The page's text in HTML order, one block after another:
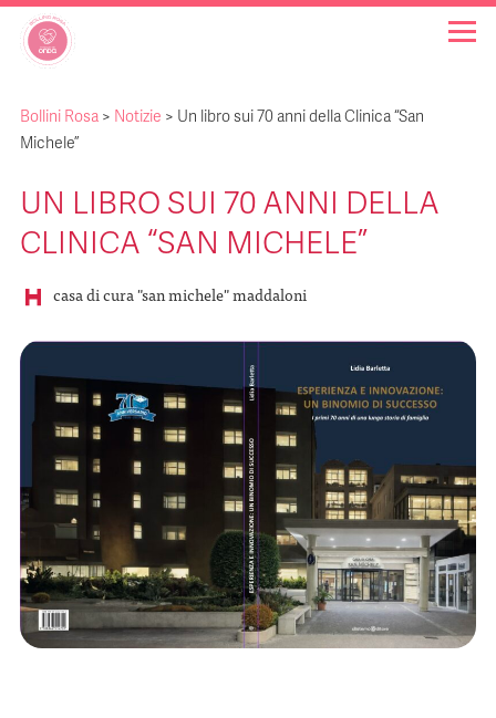
OSPEDALI BOLLINO ROSA
INIZIATIVE
FAQ
CHI SIAMO
Bollini Rosa > Notizie > Un libro sui 70 anni della Clinica “San
Michele”
UN LIBRO SUI 70 ANNI DELLA
CLINICA “SAN MICHELE”
casa di cura "san michele" maddaloni